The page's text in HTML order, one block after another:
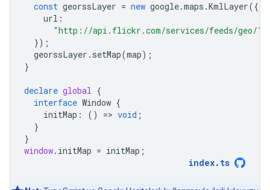
const georssLayer = new google.maps .KmlLayer({
url :
"http://api.flickr.com/services/feeds/geo/
});
georssLayer . setMap(map);
}
declare global {
interface Window {
initMap : () => void ;
}
}
window. initMap = initMap ;
index. ts